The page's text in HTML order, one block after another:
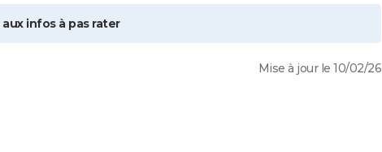
infos à pas rater
Mise à jour le 10/02/26